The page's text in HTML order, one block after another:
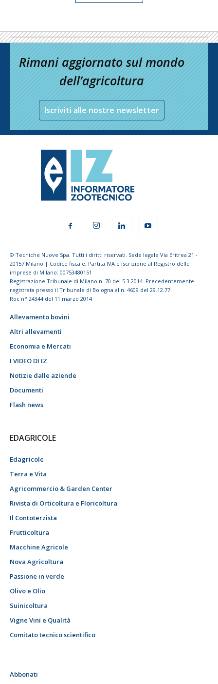
Rimani aggiornato sul mondo
dell’agricoltura
Iscriviti alle nostre newsletter
© Tecniche Nuove Spa. Tutti i diritti riservati. Sede legale Via Eritrea 21 -
20157 Milano | Codice fiscale, Partita IVA e Iscrizione al Registro delle
imprese di Milano: 00753480151
Registrazione Tribunale di Milano n. 70 del 5.3.2014. Precedentemente
registrata presso il Tribunale di Bologna al n. 4609 del 29.12.77
Roc n° 24344 del 11 marzo 2014
Allevamento bovini
Altri allevamenti
Economia e Mercati
I VIDEO DI IZ
Notizie dalle aziende
Documenti
Flash news
EDAGRICOLE
Edagricole
Terra e Vita
Agricommercio & Garden Center
Rivista di Orticoltura e Floricoltura
Il Contoterzista
Frutticoltura
Macchine Agricole
Nova Agricoltura
Passione in verde
Olivo e Olio
Suinicoltura
Vigne Vini e Qualità
Comitato tecnico scientifico
Abbonati